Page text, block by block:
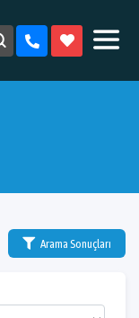
Arama Sonuçları